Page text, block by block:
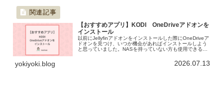
【おすすめアプリ】KODI OneDriveアドオンを
インストール
以前にJellyfinアドオンをインストールした際にOneDriveア
ドオンを見つけ、いつか機会があればインストールしよう
と思っていました。NASを持っていない方も使用できるの
を紹介したいと思います。ちなみにGoogleDriveアドオン
もありますが、Googleはセキュリティが厳しくKODIはブ
yokiyoki.blog 2026.07.13